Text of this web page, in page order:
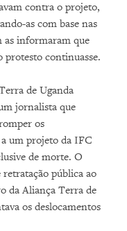
contra o projeto,
as com base nas
as informaram que
protesto continuasse.
de Uganda
jornalista que
os
um projeto da IFC
de morte. O
pública ao
da Aliança Terra de
os deslocamentos